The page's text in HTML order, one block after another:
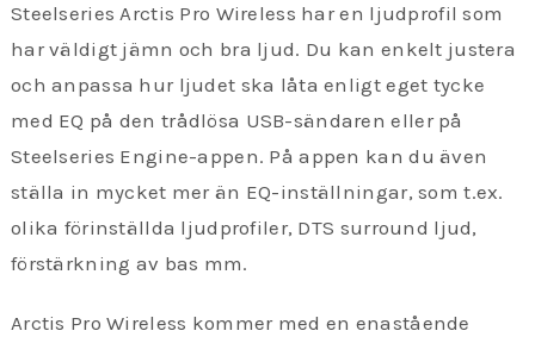
Steelseries Arctis Pro Wireless har en ljudprofil som
har väldigt jämn och bra ljud. Du kan enkelt justera
och anpassa hur ljudet ska låta enligt eget tycke
med EQ på den trådlösa USB-sändaren eller på
Steelseries Engine-appen. På appen kan du även
ställa in mycket mer än EQ-inställningar, som t.ex.
olika förinställda ljudprofiler, DTS surround ljud,
förstärkning av bas mm.
Arctis Pro Wireless kommer med en enastående